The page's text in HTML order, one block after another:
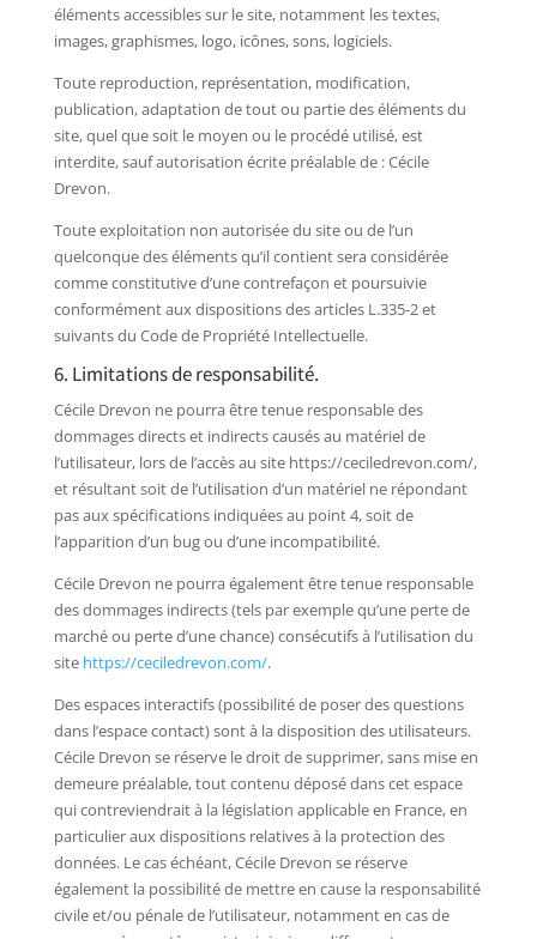
éléments accessibles sur le site, notamment les textes,
images, graphismes, logo, icônes, sons, logiciels.
Toute reproduction, représentation, modification,
publication, adaptation de tout ou partie des éléments du
site, quel que soit le moyen ou le procédé utilisé, est
interdite, sauf autorisation écrite préalable de : Cécile
Drevon.
Toute exploitation non autorisée du site ou de l’un
quelconque des éléments qu’il contient sera considérée
comme constitutive d’une contrefaçon et poursuivie
conformément aux dispositions des articles L.335-2 et
suivants du Code de Propriété Intellectuelle.
6. Limitations de responsabilité.
Cécile Drevon ne pourra être tenue responsable des
dommages directs et indirects causés au matériel de
l’utilisateur, lors de l’accès au site https://ceciledrevon.com/,
et résultant soit de l’utilisation d’un matériel ne répondant
pas aux spécifications indiquées au point 4, soit de
l’apparition d’un bug ou d’une incompatibilité.
Cécile Drevon ne pourra également être tenue responsable
des dommages indirects (tels par exemple qu’une perte de
marché ou perte d’une chance) consécutifs à l’utilisation du
site https://ceciledrevon.com/.
Des espaces interactifs (possibilité de poser des questions
dans l’espace contact) sont à la disposition des utilisateurs.
Cécile Drevon se réserve le droit de supprimer, sans mise en
demeure préalable, tout contenu déposé dans cet espace
qui contreviendrait à la législation applicable en France, en
particulier aux dispositions relatives à la protection des
données. Le cas échéant, Cécile Drevon se réserve
également la possibilité de mettre en cause la responsabilité
civile et/ou pénale de l’utilisateur, notamment en cas de